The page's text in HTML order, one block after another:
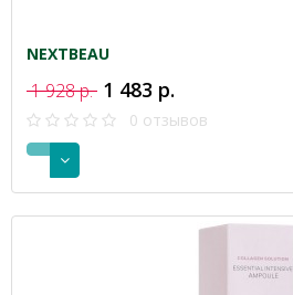
NEXTBEAU
1 928 р. 1 483 р.
0 отзывов